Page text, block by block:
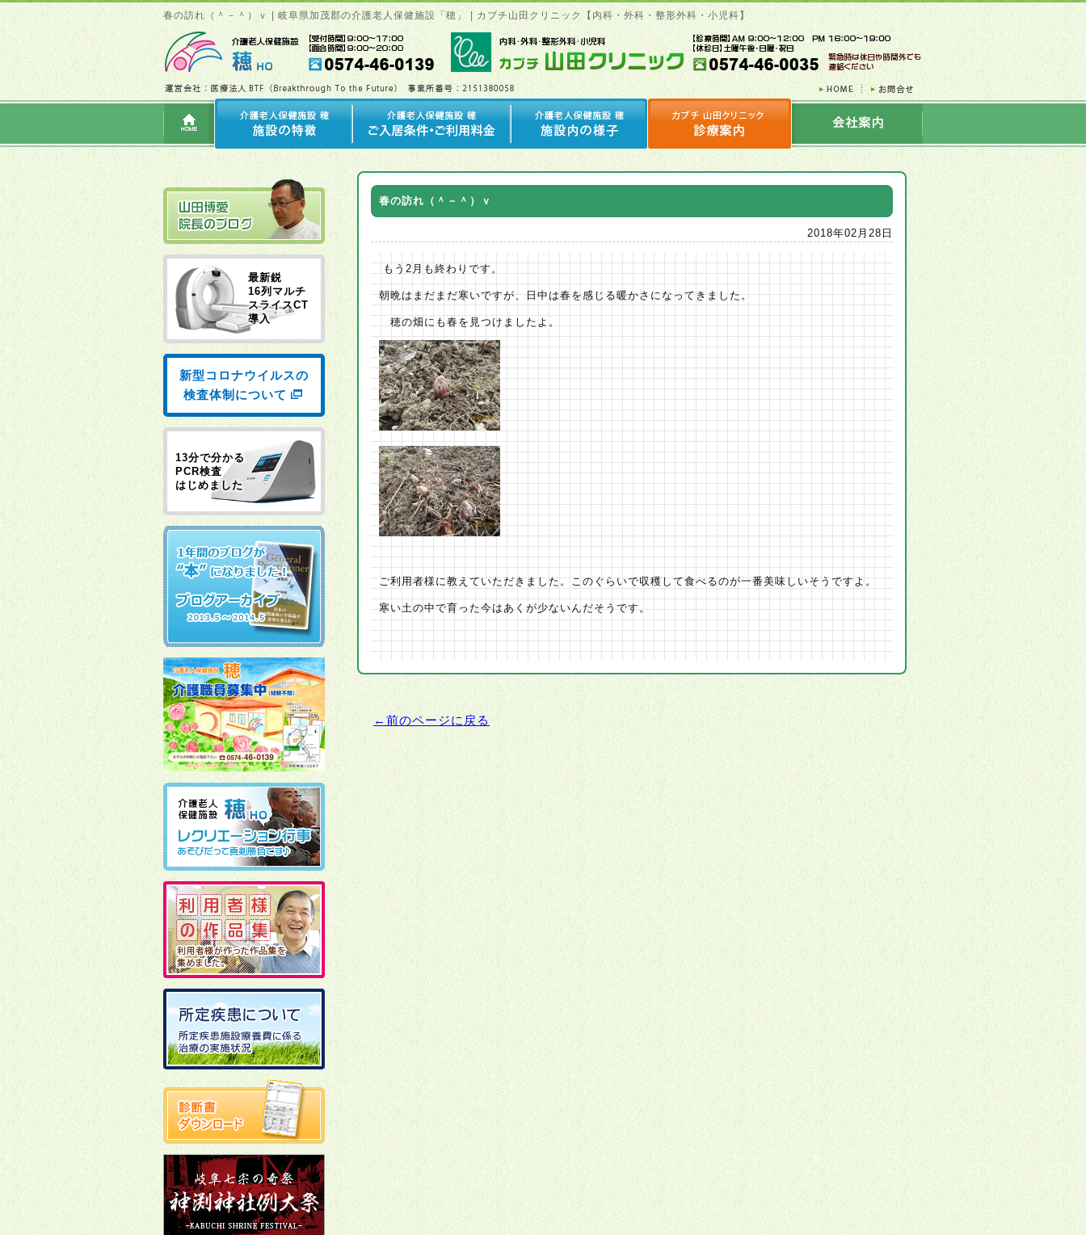
春の訪れ（＾－＾）ｖ | 岐阜県加茂郡の介護老人保健施設「穂」 | カブチ山田クリニック【内科・外科・整形外科・小児科】
春の訪れ（＾－＾）ｖ
2018年02月28日
もう2月も終わりです。
朝晩はまだまだ寒いですが、日中は春を感じる暖かさになってきました。
穂の畑にも春を見つけましたよ。
ご利用者様に教えていただきました。このぐらいで収穫して食べるのが一番美味しいそうですよ。
寒い土の中で育った今はあくが少ないんだそうです。
←前のページに戻る
最新鋭
16列マルチ
スライスCT
導入
新型コロナウイルスの
検査体制について
13分で分かる
PCR検査
はじめました